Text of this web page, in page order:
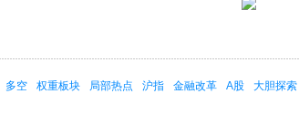
多空 权重板块 局部热点 沪指 金融改革 A股 大胆探索